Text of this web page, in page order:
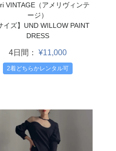
VINTAGE（アメリヴィンテ
ージ）
イズ】UND WILLOW PAINT
DRESS
4日間： ¥11,000
2着どちらかレンタル可